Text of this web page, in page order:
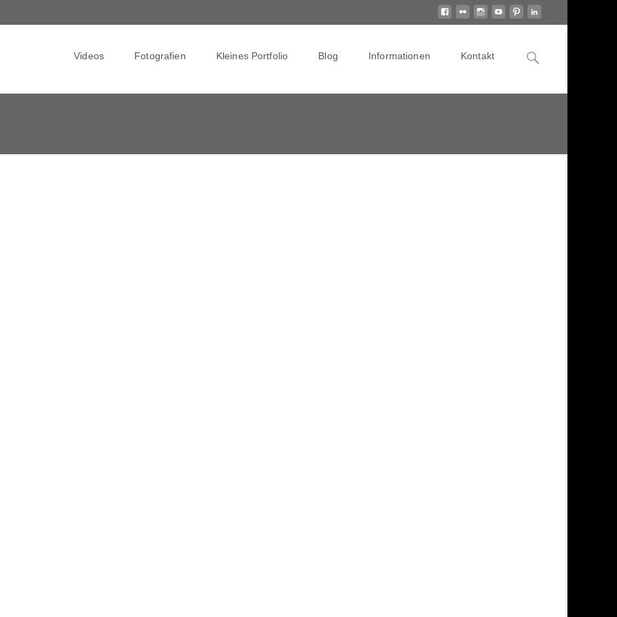
Videos Fotografien Kleines Portfolio Blog Informationen Kontakt
Search